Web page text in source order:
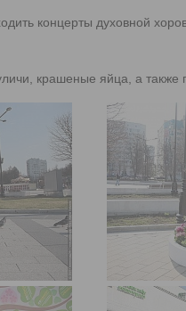
концерты духовной
крашеные яйца, а также